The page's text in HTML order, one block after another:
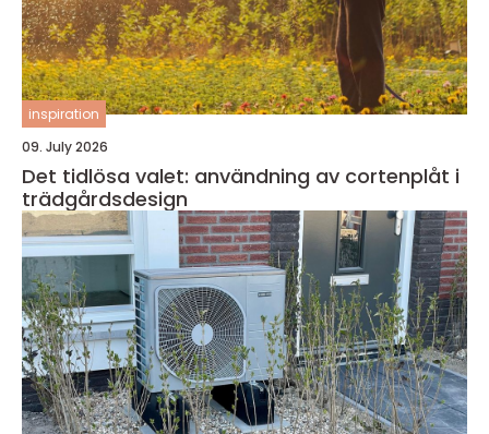
inspiration
09. July 2026
Det tidlösa valet: användning av cortenplåt i
trädgårdsdesign